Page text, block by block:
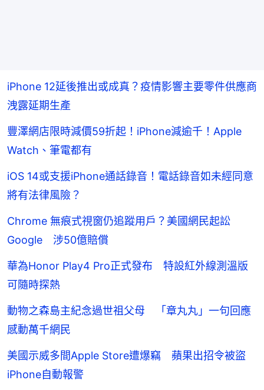
iPhone 12延後推出或成真？疫情影響主要零件供應商
洩露延期生產
豐澤網店限時減價59折起！iPhone減逾千！Apple
Watch、筆電都有
iOS 14或支援iPhone通話錄音！電話錄音如未經同意
將有法律風險？
Chrome 無痕式視窗仍追蹤用戶？美國網民起訟
Google 涉50億賠償
華為Honor Play4 Pro正式發布 特設紅外線測溫版
可隨時探熱
動物之森島主紀念過世祖父母 「章丸丸」一句回應
感動萬千網民
美國示威多間Apple Store遭爆竊 蘋果出招令被盜
iPhone自動報警